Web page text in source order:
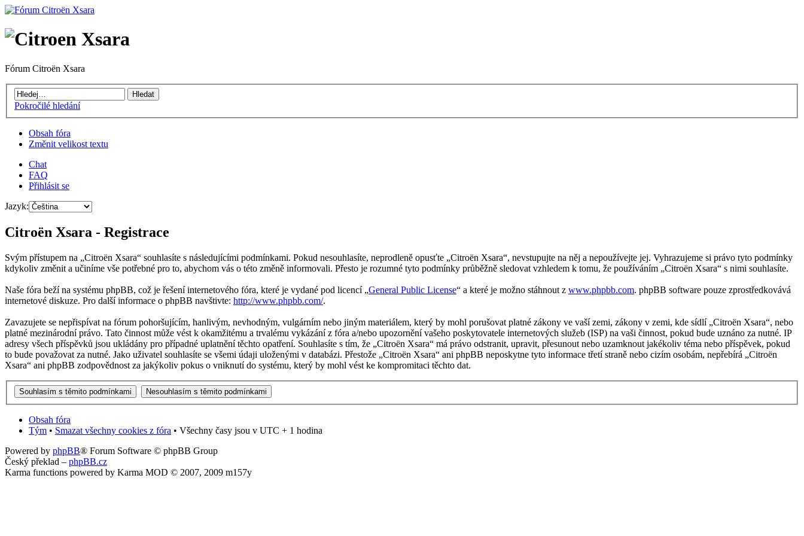
Fórum Citroën Xsara
Pokročilé hledání
Obsah fóra
Změnit velikost textu
Chat
FAQ
Přihlásit se
Jazyk:
Citroën Xsara - Registrace
Svým přístupem na „Citroën Xsara“ souhlasíte s následujícími podmínkami. Pokud nesouhlasíte, neprodleně opusťte „Citroën Xsara“, nevstupujte na něj a nepoužívejte jej. Vyhrazujeme si právo tyto podmínky
kdykoliv změnit a učiníme vše potřebné pro to, abychom vás o této změně informovali. Přesto je rozumné tyto podmínky průběžně sledovat vzhledem k tomu, že používáním „Citroën Xsara“ s nimi souhlasíte.
Naše fóra beží na systému phpBB, což je řešení internetového fóra, které je vydané pod licencí „General Public License“ a které je možno stáhnout z www.phpbb.com. phpBB software pouze zprostředkovává
internetové diskuze. Pro další informace o phpBB navštivte: http://www.phpbb.com/.
Zavazujete se nepřispívat na fórum pohoršujícím, hanlivým, nevhodným, vulgárním nebo jiným materiálem, který by mohl porušovat platné zákony ve vaší zemi, zákony v zemi, kde sídlí „Citroën Xsara“, nebo
platné mezinárodní právo. Tato činnost může vést k okamžitému a trvalému vykázání z fóra a/nebo upozornění vašeho poskytovatele internetových služeb (ISP) na vaši činnost, pokud bude uznáno za nutné. IP
adresy všech příspěvků jsou ukládány pro případné uplatnění těchto opatření. Souhlasíte s tím, že „Citroën Xsara“ má právo odstranit, upravit, přesunout nebo uzamknout jakékoliv téma nebo příspěvek, pokud
to bude považovat za nutné. Jako uživatel souhlasíte se všemi údaji uloženými v databázi. Přestože „Citroën Xsara“ ani phpBB neposkytne tyto informace třetí straně nebo cizím osobám, nepřebírá „Citroën
Xsara“ ani phpBB zodpovědnost za jakýkoliv pokus o vniknutí do systému, který by mohl vést ke kompromitaci těchto dat.
Obsah fóra
Tým • Smazat všechny cookies z fóra • Všechny časy jsou v UTC + 1 hodina
Powered by phpBB® Forum Software © phpBB Group
Český překlad – phpBB.cz
Karma functions powered by Karma MOD © 2007, 2009 m157y